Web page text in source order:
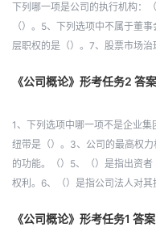
下列哪一项是公司的执行机构：
（）。5、下列选项中不属于董
层职权的是（）。7、股票市场治
《公司概论》形考任务2 答
1、下列选项中哪一项不是企业
纽带是（）。3、公司的最高权
的功能。（）5、（）是指出资
权利。6、（）是指公司法人对其
《公司概论》形考任务1 答